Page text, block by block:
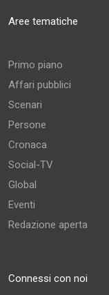
Aree tematiche
Primo piano
Affari pubblici
Scenari
Persone
Cronaca
Social-TV
Global
Eventi
Redazione aperta
Connessi con noi